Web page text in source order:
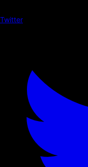
Twitter